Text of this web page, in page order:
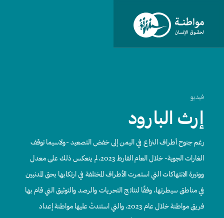
فيديو
إرث البارود
رغم جنوح أطراف النزاع في اليمن إلى خفض التصعيد -ولاسيما توقف
الغارات الجوية- خلال العام الفارط 2023، لم ينعكس ذلك على معدل
ووتيرة الانتهاكات التي استمرت الأطراف المختلفة في ارتكابها بحق المدنيين
في مناطق سيطرتها، وفقًا لنتائج التحريات والرصد والتوثيق التي قام بها
فريق مواطنة خلال عام 2023، والتي استندتْ عليها مواطنة إعداد